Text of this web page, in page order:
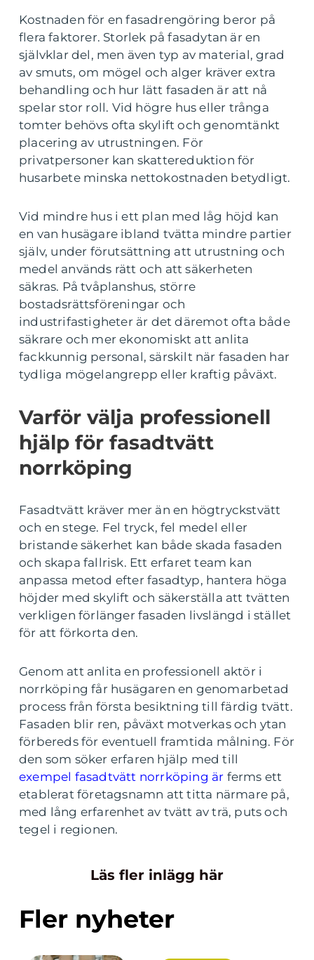
Kostnaden för en fasadrengöring beror på
flera faktorer. Storlek på fasadytan är en
självklar del, men även typ av material, grad
av smuts, om mögel och alger kräver extra
behandling och hur lätt fasaden är att nå
spelar stor roll. Vid högre hus eller trånga
tomter behövs ofta skylift och genomtänkt
placering av utrustningen. För
privatpersoner kan skattereduktion för
husarbete minska nettokostnaden betydligt.
Vid mindre hus i ett plan med låg höjd kan
en van husägare ibland tvätta mindre partier
själv, under förutsättning att utrustning och
medel används rätt och att säkerheten
säkras. På tvåplanshus, större
bostadsrättsföreningar och
industrifastigheter är det däremot ofta både
säkrare och mer ekonomiskt att anlita
fackkunnig personal, särskilt när fasaden har
tydliga mögelangrepp eller kraftig påväxt.
Varför välja professionell
hjälp för fasadtvätt
norrköping
Fasadtvätt kräver mer än en högtryckstvätt
och en stege. Fel tryck, fel medel eller
bristande säkerhet kan både skada fasaden
och skapa fallrisk. Ett erfaret team kan
anpassa metod efter fasadtyp, hantera höga
höjder med skylift och säkerställa att tvätten
verkligen förlänger fasaden livslängd i stället
för att förkorta den.
Genom att anlita en professionell aktör i
norrköping får husägaren en genomarbetad
process från första besiktning till färdig tvätt.
Fasaden blir ren, påväxt motverkas och ytan
förbereds för eventuell framtida målning. För
den som söker erfaren hjälp med till
exempel fasadtvätt norrköping är ferms ett
etablerat företagsnamn att titta närmare på,
med lång erfarenhet av tvätt av trä, puts och
tegel i regionen.
Läs fler inlägg här
Fler nyheter